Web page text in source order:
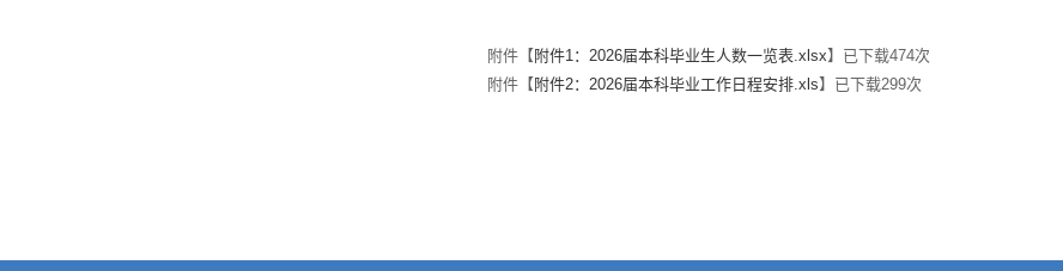
附件【 附件1：2026届本科毕业生人数一览表.xlsx】已下载474次
附件【 附件2：2026届本科毕业工作日程安排.xls】已下载299次